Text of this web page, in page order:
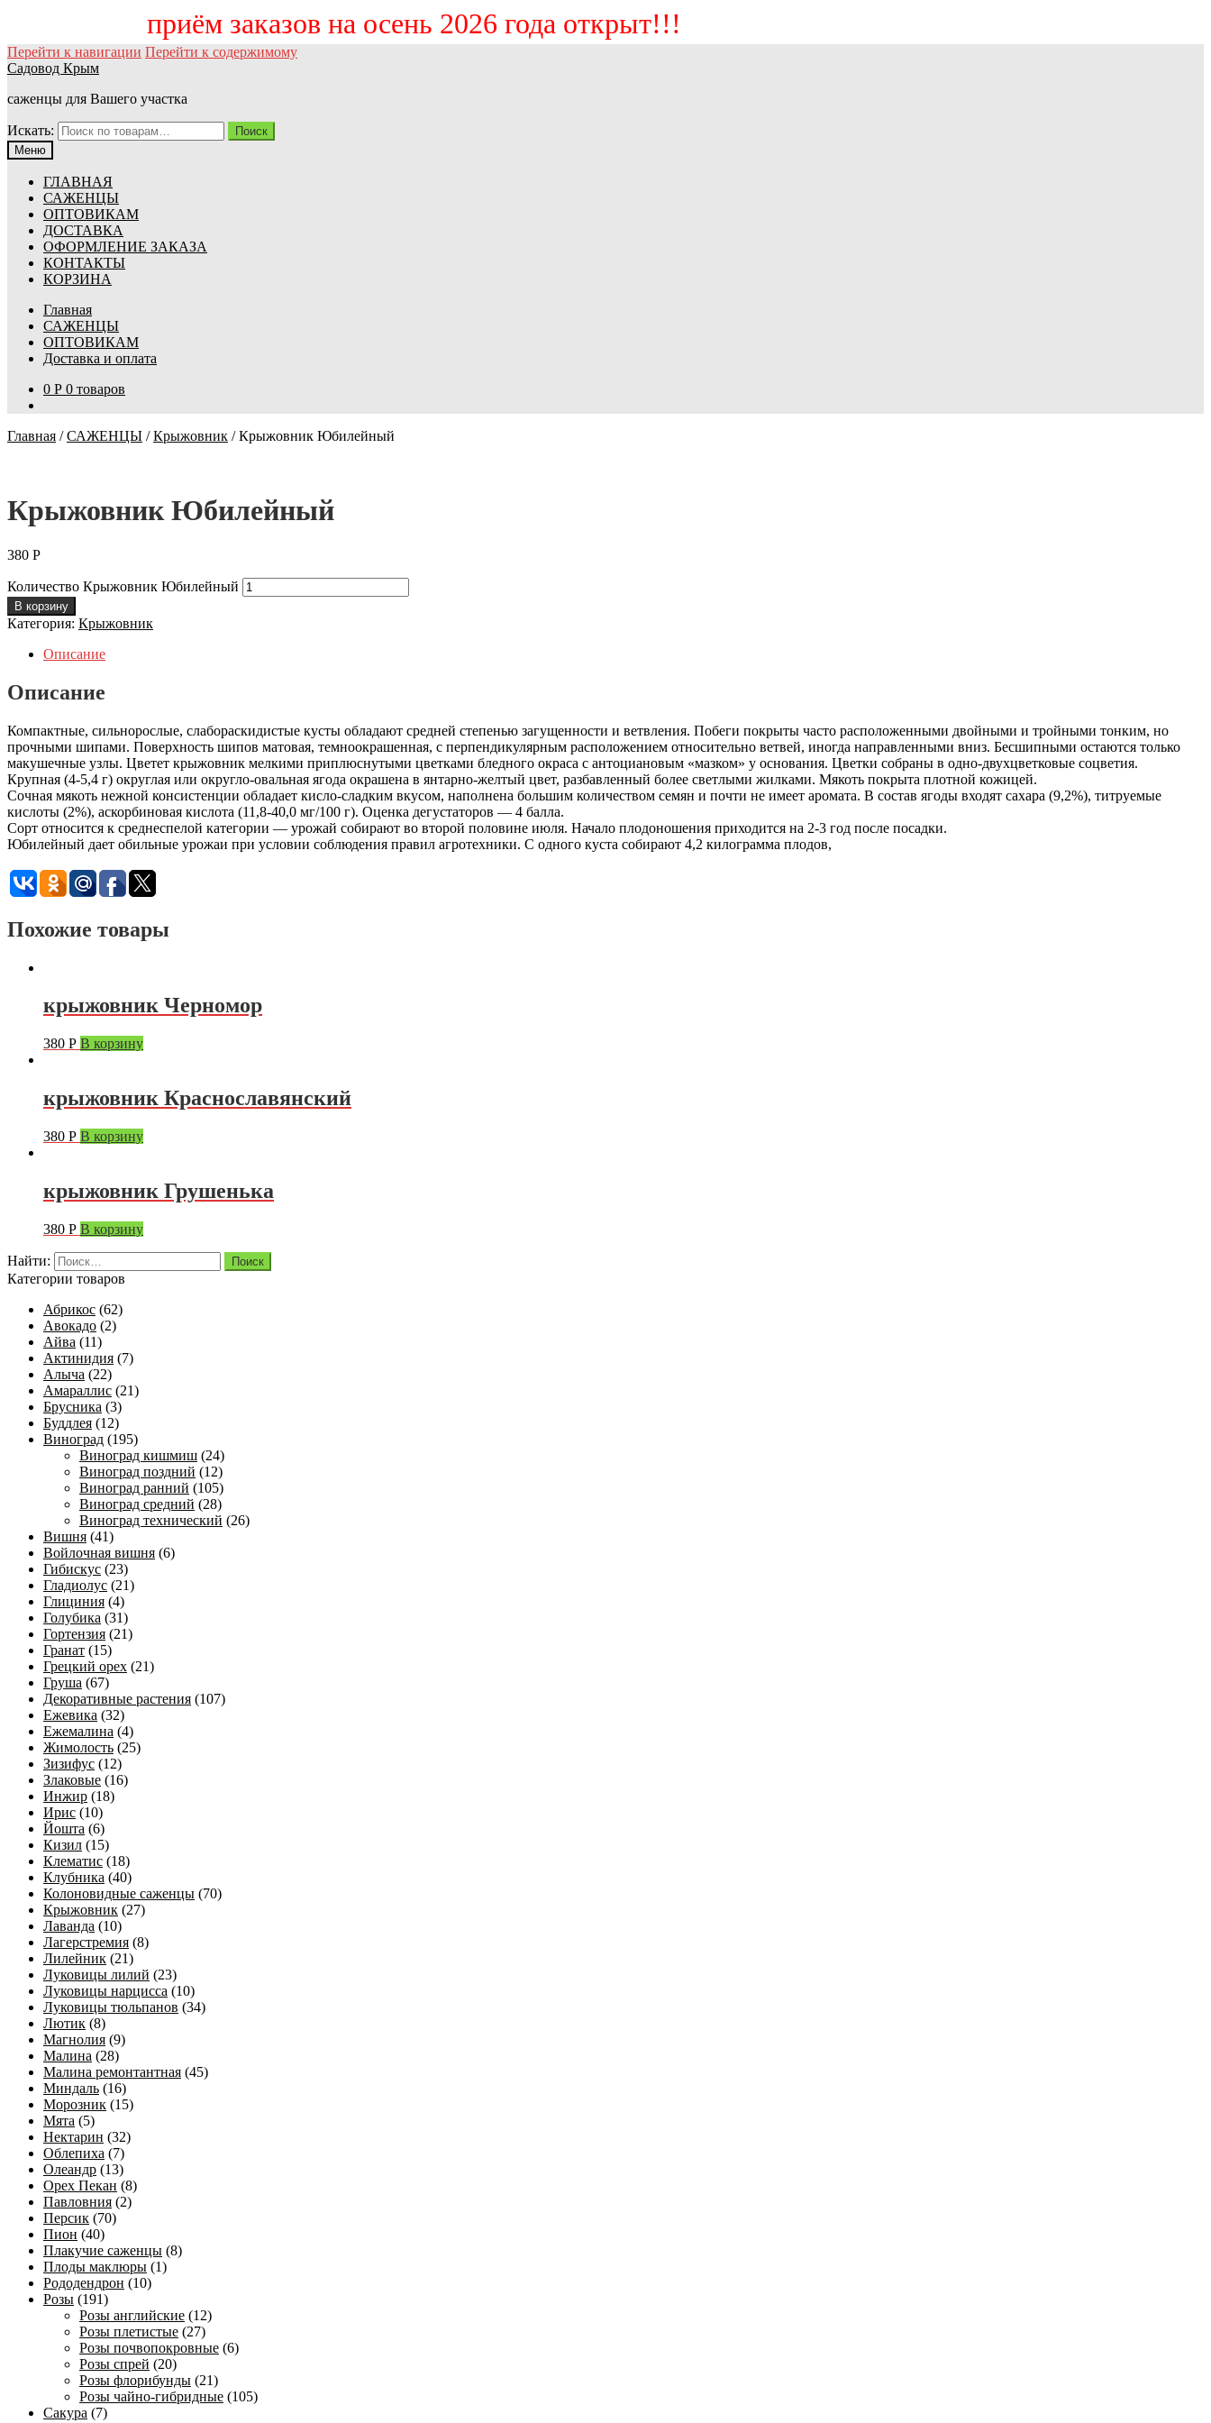
приём заказов на осень 2026 года открыт!!!
Перейти к навигации Перейти к содержимому
Садовод Крым
саженцы для Вашего участка
Искать:
Поиск
Меню
ГЛАВНАЯ
САЖЕНЦЫ
ОПТОВИКАМ
ДОСТАВКА
ОФОРМЛЕНИЕ ЗАКАЗА
КОНТАКТЫ
КОРЗИНА
Главная
САЖЕНЦЫ
ОПТОВИКАМ
Доставка и оплата
0 Р 0 товаров
Главная /САЖЕНЦЫ /Крыжовник /Крыжовник Юбилейный
Крыжовник Юбилейный
380 Р
Количество Крыжовник Юбилейный
В корзину
Категория: Крыжовник
Описание
Описание
Компактные, сильнорослые, слабораскидистые кусты обладают средней степенью загущенности и ветвления. Побеги покрыты часто расположенными двойными и тройными тонким, но
прочными шипами. Поверхность шипов матовая, темноокрашенная, с перпендикулярным расположением относительно ветвей, иногда направленными вниз. Бесшипными остаются только
макушечные узлы. Цветет крыжовник мелкими приплюснутыми цветками бледного окраса с антоциановым «мазком» у основания. Цветки собраны в одно-двухцветковые соцветия.
Крупная (4-5,4 г) округлая или округло-овальная ягода окрашена в янтарно-желтый цвет, разбавленный более светлыми жилками. Мякоть покрыта плотной кожицей.
Сочная мякоть нежной консистенции обладает кисло-сладким вкусом, наполнена большим количеством семян и почти не имеет аромата. В состав ягоды входят сахара (9,2%), титруемые
кислоты (2%), аскорбиновая кислота (11,8-40,0 мг/100 г). Оценка дегустаторов — 4 балла.
Сорт относится к среднеспелой категории — урожай собирают во второй половине июля. Начало плодоношения приходится на 2-3 год после посадки.
Юбилейный дает обильные урожаи при условии соблюдения правил агротехники. С одного куста собирают 4,2 килограмма плодов,
Похожие товары
крыжовник Черномор
380 Р В корзину
крыжовник Краснославянский
380 Р В корзину
крыжовник Грушенька
380 Р В корзину
Найти:
Категории товаров
Абрикос (62)
Авокадо (2)
Айва (11)
Актинидия (7)
Алыча (22)
Амараллис (21)
Брусника (3)
Буддлея (12)
Виноград (195)
Виноград кишмиш (24)
Виноград поздний (12)
Виноград ранний (105)
Виноград средний (28)
Виноград технический (26)
Вишня (41)
Войлочная вишня (6)
Гибискус (23)
Гладиолус (21)
Глициния (4)
Голубика (31)
Гортензия (21)
Гранат (15)
Грецкий орех (21)
Груша (67)
Декоративные растения (107)
Ежевика (32)
Ежемалина (4)
Жимолость (25)
Зизифус (12)
Злаковые (16)
Инжир (18)
Ирис (10)
Йошта (6)
Кизил (15)
Клематис (18)
Клубника (40)
Колоновидные саженцы (70)
Крыжовник (27)
Лаванда (10)
Лагерстремия (8)
Лилейник (21)
Луковицы лилий (23)
Луковицы нарцисса (10)
Луковицы тюльпанов (34)
Лютик (8)
Магнолия (9)
Малина (28)
Малина ремонтантная (45)
Миндаль (16)
Морозник (15)
Мята (5)
Нектарин (32)
Облепиха (7)
Олеандр (13)
Орех Пекан (8)
Павловния (2)
Персик (70)
Пион (40)
Плакучие саженцы (8)
Плоды маклюры (1)
Рододендрон (10)
Розы (191)
Розы английские (12)
Розы плетистые (27)
Розы почвопокровные (6)
Розы спрей (20)
Розы флорибунды (21)
Розы чайно-гибридные (105)
Сакура (7)